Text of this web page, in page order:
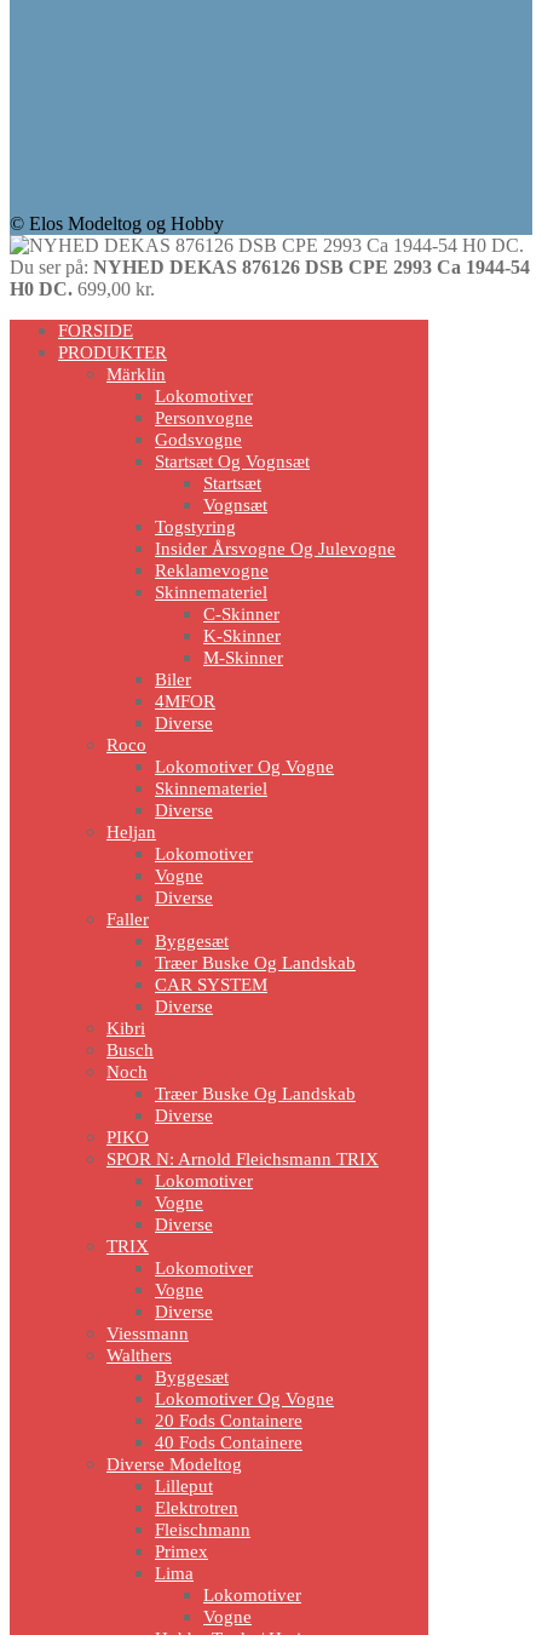
© Elos Modeltog og Hobby
Du ser på: NYHED DEKAS 876126 DSB CPE 2993 Ca 1944-54
H0 DC. 699,00 kr.
Scroll
Up
FORSIDE
PRODUKTER
Märklin
Lokomotiver
Personvogne
Godsvogne
Startsæt Og Vognsæt
Startsæt
Vognsæt
Togstyring
Insider Årsvogne Og Julevogne
Reklamevogne
Skinnemateriel
C-Skinner
K-Skinner
M-Skinner
Biler
4MFOR
Diverse
Roco
Lokomotiver Og Vogne
Skinnemateriel
Diverse
Heljan
Lokomotiver
Vogne
Diverse
Faller
Byggesæt
Træer Buske Og Landskab
CAR SYSTEM
Diverse
Kibri
Busch
Noch
Træer Buske Og Landskab
Diverse
PIKO
SPOR N: Arnold Fleichsmann TRIX
Lokomotiver
Vogne
Diverse
TRIX
Lokomotiver
Vogne
Diverse
Viessmann
Walthers
Byggesæt
Lokomotiver Og Vogne
20 Fods Containere
40 Fods Containere
Diverse Modeltog
Lilleput
Elektrotren
Fleischmann
Primex
Lima
Lokomotiver
Vogne